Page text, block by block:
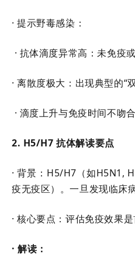
· 提示野毒感染：
· 抗体滴度异常高：未免疫
· 离散度极大：出现典型的“
· 滴度上升与免疫时间不吻
2. H5/H7 抗体解读要点
· 背景：H5/H7（如H5N1,
疫无疫区）。一旦发现临床
· 核心要点：评估免疫效果
· 解读：